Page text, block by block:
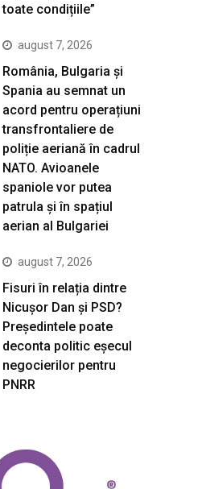
toate condițiile”
august 7, 2026
România, Bulgaria și
Spania au semnat un
acord pentru operațiuni
transfrontaliere de
poliție aeriană în cadrul
NATO. Avioanele
spaniole vor putea
patrula și în spațiul
aerian al Bulgariei
august 7, 2026
Fisuri în relația dintre
Nicușor Dan și PSD?
Președintele poate
deconta politic eșecul
negocierilor pentru
PNRR